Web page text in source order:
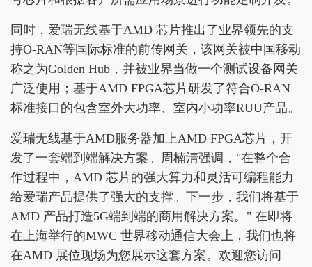
同时，爱瑞无线基于AMD 芯片推出了业界领先的支
持O-RAN等国际标准的前传网关，该网关被中国移动
称之为Golden Hub，并被业界当做一个测试设备网关
广泛使用；基于AMD FPGA芯片研发了符合O-RAN
标准接口的包含室外大功率、室内小功率RUU产品。
爱瑞无线基于AMD服务器加上AMD FPGA芯片，开
发了一套端到端解决方案。周楠清强调，"在整个合
作过程中，AMD 芯片的强大算力和灵活可编程能力
给爱瑞产品提供了强大的支撑。下一步，我们将基于
AMD 产品打造5G端到端的商用解决方案。" 在即将
在上海举行的MWC 世界移动通信大会上，我们也将
在AMD 展位现场为您展示这套方案。欢迎您访问